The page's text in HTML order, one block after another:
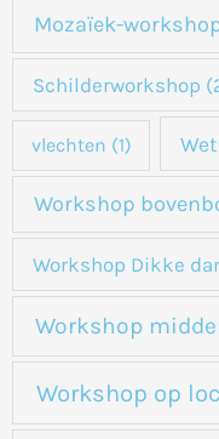
Mozaïek-
Schilderworkshop
vlechten (1)
Workshop
Workshop Dikke
Workshop
Workshop op